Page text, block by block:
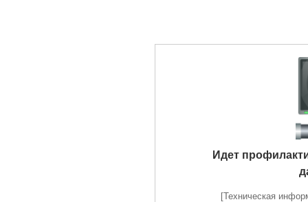
Идет
[Техническая